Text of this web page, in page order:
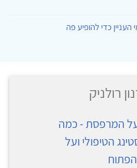
כדי להופיע פה
רולניק
המרפסת - כמה
הטיפולי ועל